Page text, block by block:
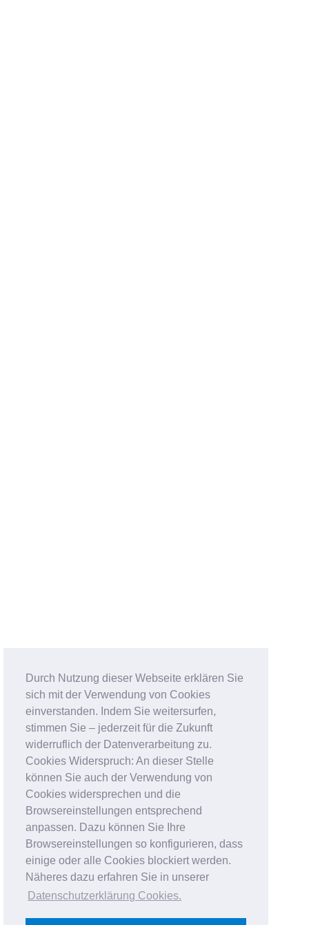
Durch Nutzung dieser Webseite erklären Sie
sich mit der Verwendung von Cookies
einverstanden. Indem Sie weitersurfen,
stimmen Sie – jederzeit für die Zukunft
widerruflich der Datenverarbeitung zu.
Cookies Widerspruch: An dieser Stelle
können Sie auch der Verwendung von
Cookies widersprechen und die
Browsereinstellungen entsprechend
anpassen. Dazu können Sie Ihre
Browsereinstellungen so konfigurieren, dass
einige oder alle Cookies blockiert werden.
Näheres dazu erfahren Sie in unserer
Datenschutzerklärung Cookies.